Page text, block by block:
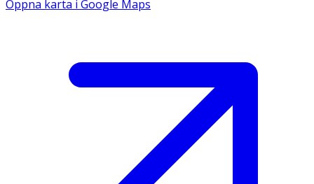
Öppna karta i Google Maps